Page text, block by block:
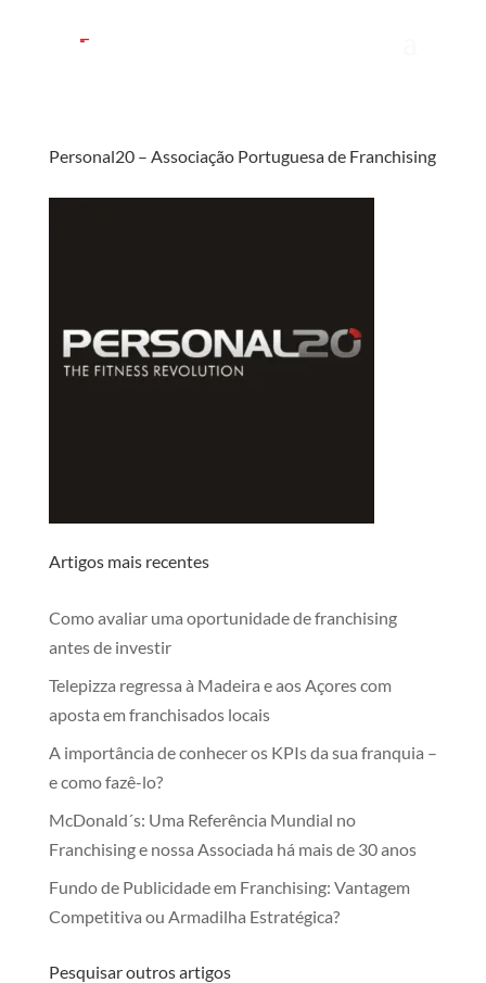
Personal20 – Associação Portuguesa de Franchising
Artigos mais recentes
Como avaliar uma oportunidade de franchising
antes de investir
Telepizza regressa à Madeira e aos Açores com
aposta em franchisados locais
A importância de conhecer os KPIs da sua franquia –
e como fazê-lo?
McDonald´s: Uma Referência Mundial no
Franchising e nossa Associada há mais de 30 anos
Fundo de Publicidade em Franchising: Vantagem
Competitiva ou Armadilha Estratégica?
Pesquisar outros artigos